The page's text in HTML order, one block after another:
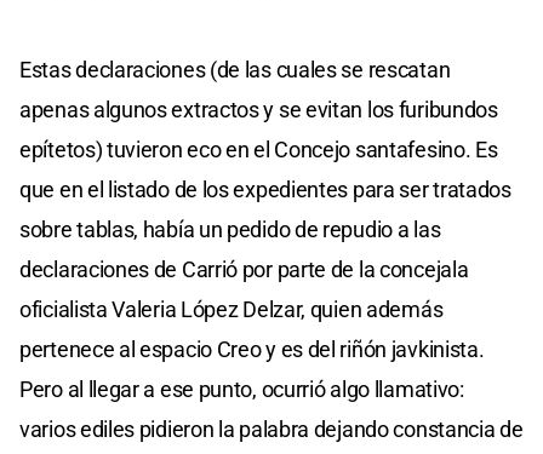
Estas declaraciones (de las cuales se rescatan
apenas algunos extractos y se evitan los furibundos
epítetos) tuvieron eco en el Concejo santafesino. Es
que en el listado de los expedientes para ser tratados
sobre tablas, había un pedido de repudio a las
declaraciones de Carrió por parte de la concejala
oficialista Valeria López Delzar, quien además
pertenece al espacio Creo y es del riñón javkinista.
Pero al llegar a ese punto, ocurrió algo llamativo:
varios ediles pidieron la palabra dejando constancia de